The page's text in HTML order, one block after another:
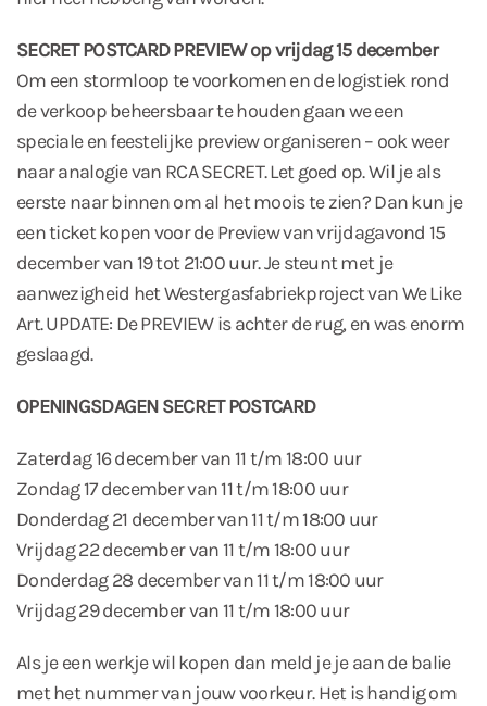
SECRET POSTCARD PREVIEW op vrijdag 15 december
Om een stormloop te voorkomen en de logistiek rond
de verkoop beheersbaar te houden gaan we een
speciale en feestelijke preview organiseren – ook weer
naar analogie van RCA SECRET. Let goed op. Wil je als
eerste naar binnen om al het moois te zien? Dan kun je
een ticket kopen voor de Preview van vrijdagavond 15
december van 19 tot 21:00 uur. Je steunt met je
aanwezigheid het Westergasfabriekproject van We Like
Art. UPDATE: De PREVIEW is achter de rug, en was enorm
geslaagd.
OPENINGSDAGEN SECRET POSTCARD
Zaterdag 16 december van 11 t/m 18:00 uur
Zondag 17 december van 11 t/m 18:00 uur
Donderdag 21 december van 11 t/m 18:00 uur
Vrijdag 22 december van 11 t/m 18:00 uur
Donderdag 28 december van 11 t/m 18:00 uur
Vrijdag 29 december van 11 t/m 18:00 uur
Als je een werkje wil kopen dan meld je je aan de balie
met het nummer van jouw voorkeur. Het is handig om